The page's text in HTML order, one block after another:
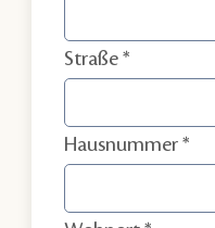
Straße
Hausnummer